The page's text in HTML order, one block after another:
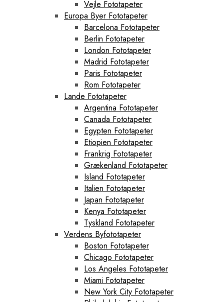
Vejle Fototapeter
Europa Byer Fototapeter
Barcelona Fototapeter
Berlin Fototapeter
London Fototapeter
Madrid Fototapeter
Paris Fototapeter
Rom Fototapeter
Lande Fototapeter
Argentina Fototapeter
Canada Fototapeter
Egypten Fototapeter
Etiopien Fototapeter
Frankrig Fototapeter
Grækenland Fototapeter
Island Fototapeter
Italien Fototapeter
Japan Fototapeter
Kenya Fototapeter
Tyskland Fototapeter
Verdens Byfototapeter
Boston Fototapeter
Chicago Fototapeter
Los Angeles Fototapeter
Miami Fototapeter
New York City Fototapeter